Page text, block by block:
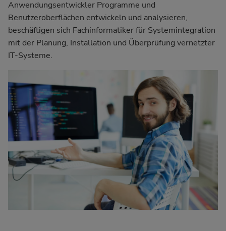
Anwendungsentwickler Programme und
Benutzeroberflächen entwickeln und analysieren,
beschäftigen sich Fachinformatiker für Systemintegration
mit der Planung, Installation und Überprüfung vernetzter
IT-Systeme.